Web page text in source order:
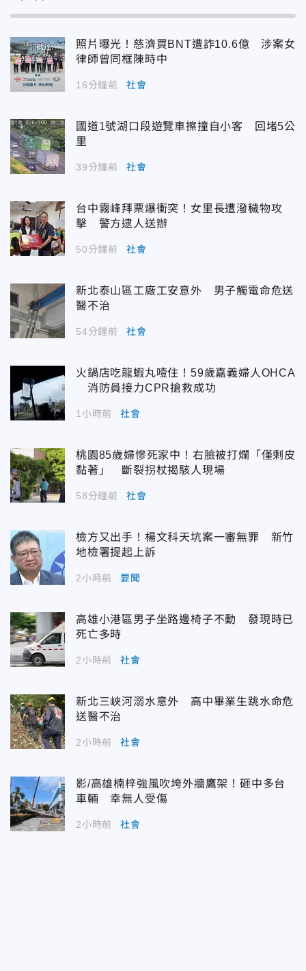
照片曝光！慈濟買BNT遭詐10.6億 涉案女
律師曾同框陳時中
16分鐘前 社會
國道1號湖口段遊覽車擦撞自小客 回堵5公
里
39分鐘前 社會
台中霧峰拜票爆衝突！女里長遭潑穢物攻
擊 警方逮人送辦
50分鐘前 社會
新北泰山區工廠工安意外 男子觸電命危送
醫不治
54分鐘前 社會
火鍋店吃龍蝦丸噎住！59歲嘉義婦人OHCA
消防員接力CPR搶救成功
1小時前 社會
桃園85歲婦慘死家中！右臉被打爛「僅剩皮
黏著」 斷裂拐杖揭駭人現場
58分鐘前 社會
檢方又出手！楊文科天坑案一審無罪 新竹
地檢署提起上訴
2小時前 要聞
高雄小港區男子坐路邊椅子不動 發現時已
死亡多時
2小時前 社會
新北三峽河溺水意外 高中畢業生跳水命危
送醫不治
2小時前 社會
影/高雄楠梓強風吹垮外牆鷹架！砸中多台
車輛 幸無人受傷
2小時前 社會